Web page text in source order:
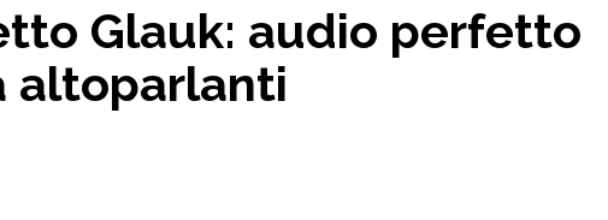
Glauk: audio perfetto
altoparlanti